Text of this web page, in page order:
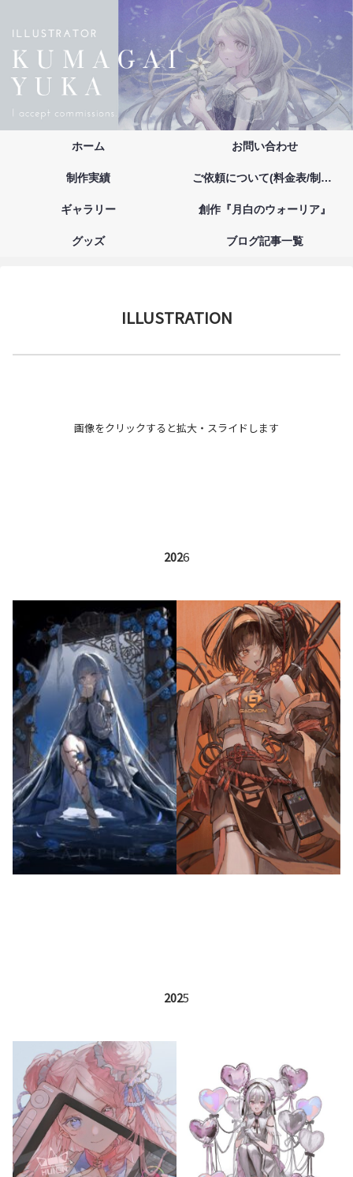
ホーム お問い合わせ
制作実績 ご依頼について(料金表/制作の流れ/注意事項/お支払い方法)
ギャラリー 創作『月白のウォーリア』
グッズ ブログ記事一覧
ILLUSTRATION
画像をクリックすると拡大・スライドします
2026
2025